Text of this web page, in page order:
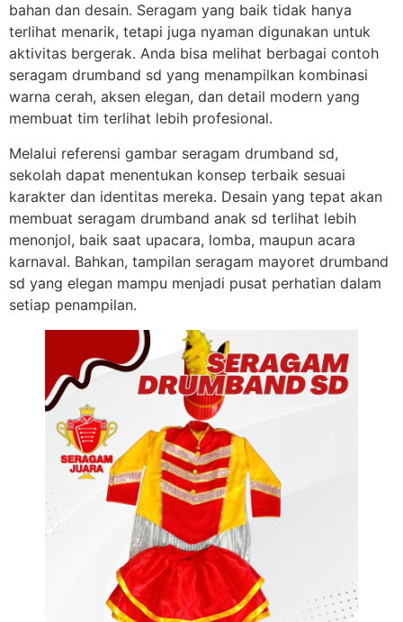
bahan dan desain. Seragam yang baik tidak hanya
terlihat menarik, tetapi juga nyaman digunakan untuk
aktivitas bergerak. Anda bisa melihat berbagai contoh
seragam drumband sd yang menampilkan kombinasi
warna cerah, aksen elegan, dan detail modern yang
membuat tim terlihat lebih profesional.
Melalui referensi gambar seragam drumband sd,
sekolah dapat menentukan konsep terbaik sesuai
karakter dan identitas mereka. Desain yang tepat akan
membuat seragam drumband anak sd terlihat lebih
menonjol, baik saat upacara, lomba, maupun acara
karnaval. Bahkan, tampilan seragam mayoret drumband
sd yang elegan mampu menjadi pusat perhatian dalam
setiap penampilan.